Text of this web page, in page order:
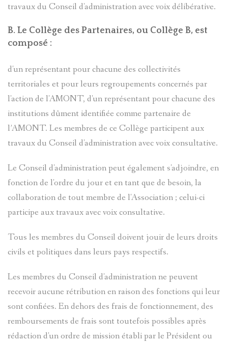
travaux du Conseil d'administration avec voix délibérative.
B. Le Collège des Partenaires, ou Collège B, est
composé :
d'un représentant pour chacune des collectivités
territoriales et pour leurs regroupements concernés par
l'action de l'AMONT, d'un représentant pour chacune des
institutions dûment identifiée comme partenaire de
l’AMONT. Les membres de ce Collège participent aux
travaux du Conseil d'administration avec voix consultative.
Le Conseil d'administration peut également s'adjoindre, en
fonction de l'ordre du jour et en tant que de besoin, la
collaboration de tout membre de l'Association ; celui-ci
participe aux travaux avec voix consultative.
Tous les membres du Conseil doivent jouir de leurs droits
civils et politiques dans leurs pays respectifs.
Les membres du Conseil d'administration ne peuvent
recevoir aucune rétribution en raison des fonctions qui leur
sont confiées. En dehors des frais de fonctionnement, des
remboursements de frais sont toutefois possibles après
rédaction d'un ordre de mission établi par le Président ou